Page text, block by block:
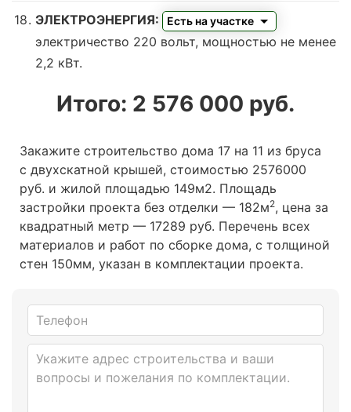
ЭЛЕКТРОЭНЕРГИЯ: Есть на участке
электричество 220 вольт, мощностью не менее
2,2 кВт.
Итого: 2 576 000 руб.
Закажите строительство дома 17 на 11 из бруса
с двухскатной крышей, стоимостью 2576000
руб. и жилой площадью 149м2. Площадь
застройки проекта без отделки — 182м2, цена за
квадратный метр — 17289 руб. Перечень всех
материалов и работ по сборке дома, с толщиной
стен 150мм, указан в комплектации проекта.